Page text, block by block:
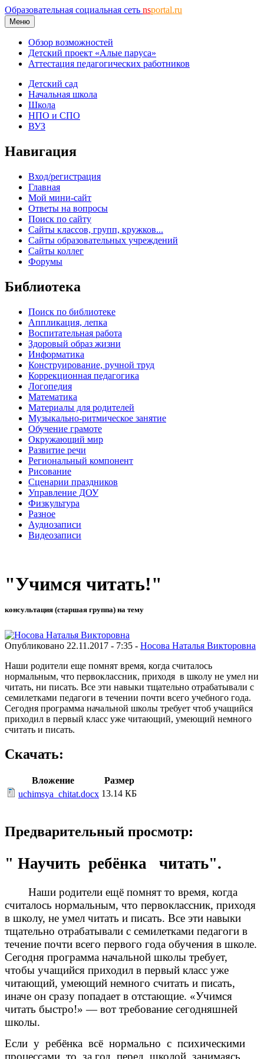
Образовательная социальная сеть nsportal.ru
Меню
Обзор возможностей
Детский проект «Алые паруса»
Аттестация педагогических работников
Детский сад
Начальная школа
Школа
НПО и СПО
ВУЗ
Навигация
Вход/регистрация
Главная
Мой мини-сайт
Ответы на вопросы
Поиск по сайту
Сайты классов, групп, кружков...
Сайты образовательных учреждений
Сайты коллег
Форумы
Библиотека
Поиск по библиотеке
Аппликация, лепка
Воспитательная работа
Здоровый образ жизни
Информатика
Конструирование, ручной труд
Коррекционная педагогика
Логопедия
Математика
Материалы для родителей
Музыкально-ритмическое занятие
Обучение грамоте
Окружающий мир
Развитие речи
Региональный компонент
Рисование
Сценарии праздников
Управление ДОУ
Физкультура
Разное
Аудиозаписи
Видеозаписи
"Учимся читать!"
консультация (старшая группа) на тему
Опубликовано 22.11.2017 - 7:35 - Носова Наталья Викторовна
Наши родители еще помнят время, когда считалось
нормальным, что первоклассник, приходя в школу не умел ни
читать, ни писать. Все эти навыки тщательно отрабатывали с
семилетками педагоги в течении почти всего учебного года.
Сегодня программа начальной школы требует чтоб учащийся
приходил в первый класс уже читающий, умеющий немного
считать и писать.
Скачать:
Вложение
Размер
uchimsya_chitat.docx 13.14 КБ
Предварительный просмотр:
" Научить ребёнка читать".
Наши родители ещё помнят то время, когда
считалось нормальным, что первоклассник, приходя
в школу, не умел читать и писать. Все эти навыки
тщательно отрабатывали с семилетками педагоги в
течение почти всего первого года обучения в школе.
Сегодня программа начальной школы требует,
чтобы учащийся приходил в первый класс уже
читающий, умеющий немного считать и писать,
иначе он сразу попадает в отстающие. «Учимся
читать быстро!» — вот требование сегодняшней
школы.
Если у ребёнка всё нормально с психическими
процессами, то за год перед школой, занимаясь